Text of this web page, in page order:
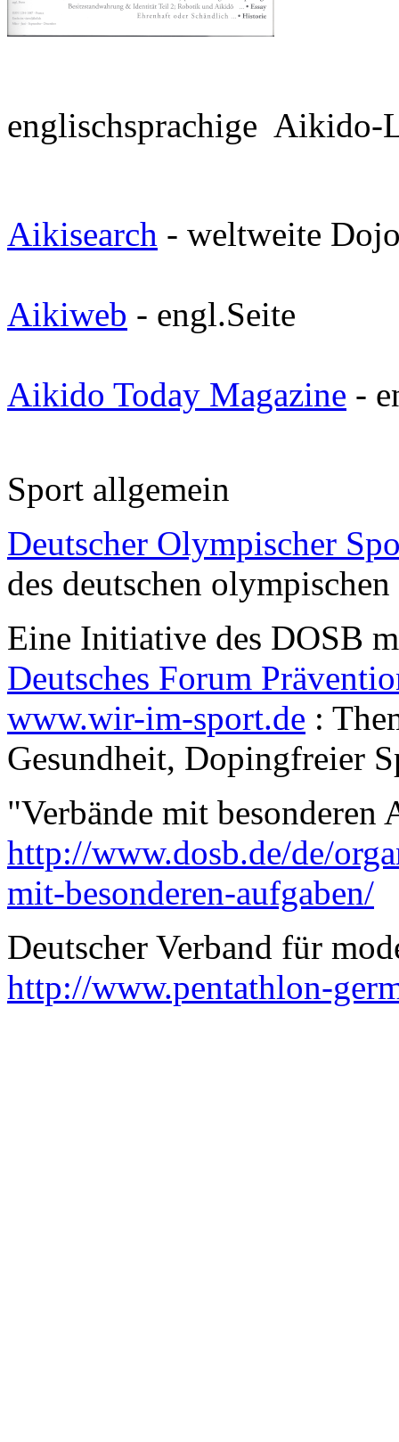
englischsprachige Aikido-
Aikisearch - weltweite
Aikiweb - engl.Seite
Aikido Today Magazine -
Sport allgemein
Deutscher Olympischer
des deutschen
Eine Initiative des DOSB
Deutsches Forum
www.wir-im-sport.de :
Gesundheit, Dopingfreier
"Verbände mit
http://www.dosb.de/de/
mit-besonderen-aufgaben/
Deutscher Verband für
http://www.pentathlon-